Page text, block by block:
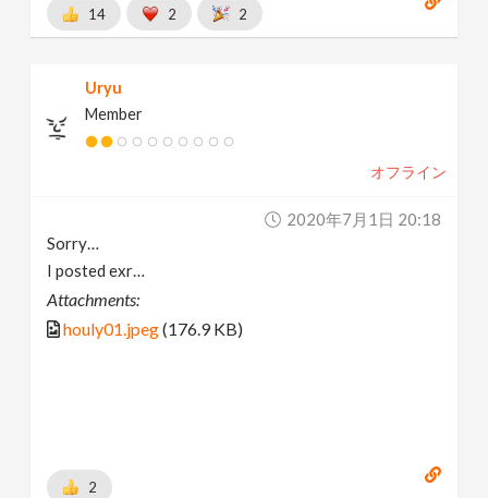
14 2 2
Uryu
Member
オフライン
2020年7月1日 20:18
Sorry…
I posted exr…
Attachments:
houly01.jpeg(176.9 KB)
2